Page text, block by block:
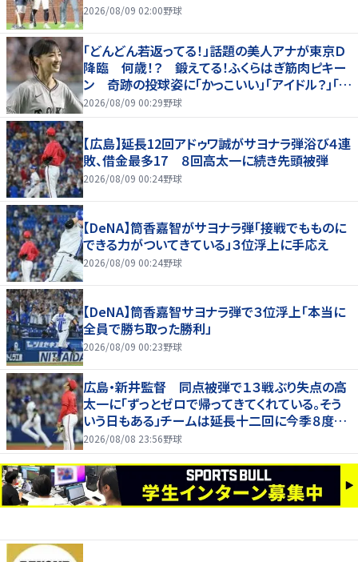
2026/08/09 02:00野球
「どんどん若返ってる！」話題の美人アナが東京Ｄ
降臨 何歳！？ 鍛えてる！ふくらはぎ筋肉ピキー
ン 奇跡の投球姿に「かっこいい」「アイドル？」「女
神」
2026/08/09 00:29野球
【広島】延長12回アドゥワ誠がサヨナラ弾浴び４連
敗、借金最多17 ８回高太一に続き先頭被弾
2026/08/09 00:24野球
【DeNA】筒香嘉智がサヨナラ弾「接戦でもものに
できる力がついてきている」３位浮上に手応え
2026/08/09 00:24野球
【DeNA】筒香嘉智サヨナラ弾で３位浮上「本当に
全員で勝ち取った勝利」
2026/08/09 00:23野球
広島・新井監督 同点被弾で１３戦ぶり失点の高
太一に「ずっとゼロで帰ってきてくれている。そう
いう日もある」チームは延長十二回に今季８度目
サヨナラ負け
2026/08/08 23:56野球